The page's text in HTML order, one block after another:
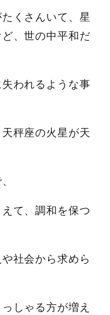
くさんいて、星
、世の中平和だ
われるような事
秤座の火星が天
て、調和を保つ
社会から求めら
しゃる方が増え